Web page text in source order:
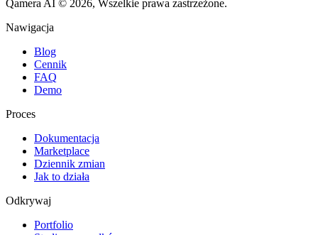
Qamera AI © 2026, Wszelkie prawa zastrzeżone.
Nawigacja
Blog
Cennik
FAQ
Demo
Proces
Dokumentacja
Marketplace
Dziennik zmian
Jak to działa
Odkrywaj
Portfolio